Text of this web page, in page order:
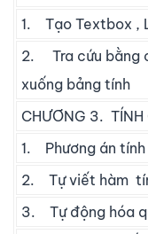
1. Tạo Textbox ,
2. Tra cứu bằng
xuống bảng tính
CHƯƠNG 3.
1. Phương án
2. Tự viết hàm
3. Tự động hóa